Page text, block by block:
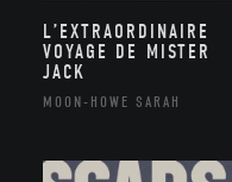
L’EXTRAORDINAIRE
VOYAGE DE MISTER
JACK
MOON-HOWE SARAH